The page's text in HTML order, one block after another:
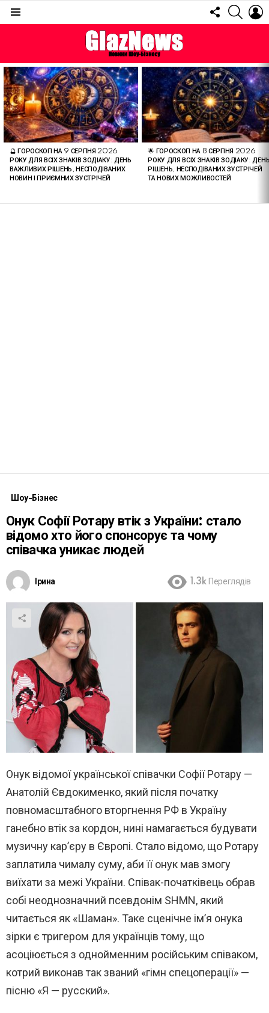
FOLLOW
US
ОСТАННІ
СТАТТІ
🔮 ГОРОСКОП НА 9 СЕРПНЯ 2026
РОКУ ДЛЯ ВСІХ ЗНАКІВ ЗОДІАКУ: ДЕНЬ
ВАЖЛИВИХ РІШЕНЬ, НЕСПОДІВАНИХ
НОВИН І ПРИЄМНИХ ЗУСТРІЧЕЙ
🌟 ГОРОСКОП НА 8 СЕРПНЯ 2026
РОКУ ДЛЯ ВСІХ ЗНАКІВ ЗОДІАКУ:
РІШЕНЬ, НЕСПОДІВАНИХ ЗУСТРІЧЕЙ
ТА НОВИХ МОЖЛИВОСТЕЙ
Шоу-Бізнес
Онук Софії Ротару втік з України: стало
відомо хто його спонсорує та чому
співачка уникає людей
Ірина 1.3k Переглядів
Онук відомої української співачки Софії Ротару —
Анатолій Євдокименко, який після початку
повномасштабного вторгнення РФ в Україну
ганебно втік за кордон, нині намагається будувати
музичну кар’єру в Європі. Стало відомо, що Ротару
заплатила чималу суму, аби її онук мав змогу
виїхати за межі України. Співак-початківець обрав
собі неоднозначний псевдонім SHMN, який
читається як «Шаман». Таке сценічне ім’я онука
зірки є тригером для українців тому, що
асоціюється з однойменним російським співаком,
котрий виконав так званий «гімн спецоперації» —
пісню «Я — русский».